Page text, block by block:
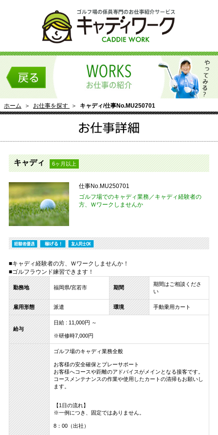
ホーム ＞ お仕事を探す ＞ キャディ/仕事No.MU250701
キャディ 6ヶ月以上
仕事No.MU250701
ゴルフ場でのキャディ業務／キャディ経験者の
方、Ｗワークしませんか
■キャディ経験者の方、Ｗワークしませんか！
■ゴルフラウンド練習できます！
勤務地 福岡県/宮若市 期間
期間はご相談くださ
い
雇用形態 派遣 環境 手動乗用カート
給与
日給 : 11,000円 ～
※研修時7,000円
ゴルフ場のキャディ業務全般
お客様の安全確保とプレーサポート
お客様へコースや距離のアドバイスがメインとなる接客です。
コースメンテナンスの作業や使用したカートの清掃もお願いし
ます。
【1日の流れ】
※一例につき、固定ではありません。
8：00（出社）